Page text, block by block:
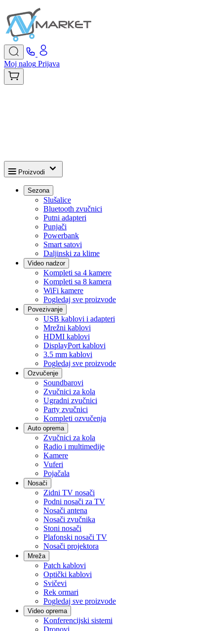
Moj nalog Prijava
Proizvodi
Sezona
Slušalice
Bluetooth zvučnici
Putni adapteri
Punjači
Powerbank
Smart satovi
Daljinski za klime
Video nadzor
Kompleti sa 4 kamere
Kompleti sa 8 kamera
WiFi kamere
Pogledaj sve proizvode
Povezivanje
USB kablovi i adapteri
Mrežni kablovi
HDMI kablovi
DisplayPort kablovi
3.5 mm kablovi
Pogledaj sve proizvode
Ozvučenje
Soundbarovi
Zvučnici za kola
Ugradni zvučnici
Party zvučnici
Kompleti ozvučenja
Auto oprema
Zvučnici za kola
Radio i multimedije
Kamere
Vuferi
Pojačala
Nosači
Zidni TV nosači
Podni nosači za TV
Nosači antena
Nosači zvučnika
Stoni nosači
Plafonski nosači TV
Nosači projektora
Mreža
Patch kablovi
Optički kablovi
Svičevi
Rek ormari
Pogledaj sve proizvode
Video oprema
Konferencijski sistemi
Dronovi